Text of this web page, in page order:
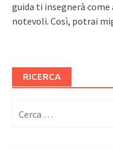
guida ti insegnerà
notevoli. Così, potrai
RICERCA
per: